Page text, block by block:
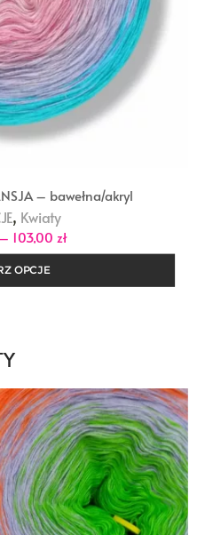
– bawełna/akryl
, Kwiaty
– 103,00 złZakres
cen:
do
OPCJE